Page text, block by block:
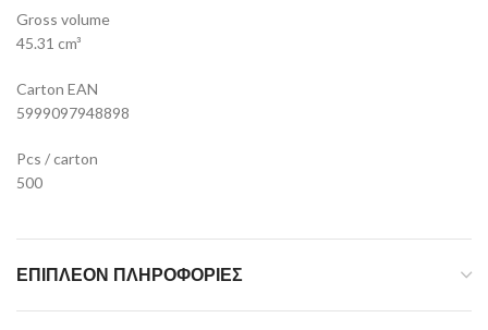
Gross volume
45.31 cm³
Carton EAN
5999097948898
Pcs / carton
500
ΕΠΙΠΛΈΟΝ ΠΛΗΡΟΦΟΡΊΕΣ